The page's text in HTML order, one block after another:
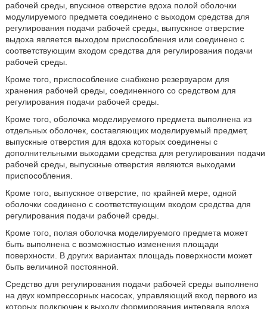
рабочей среды, впускное отверстие вдоха полой оболочки
модулируемого предмета соединено с выходом средства для
регулирования подачи рабочей среды, выпускное отверстие
выдоха является выходом приспособления или соединено с
соответствующим входом средства для регулирования подачи
рабочей среды.
Кроме того, приспособление снабжено резервуаром для
хранения рабочей среды, соединенного со средством для
регулирования подачи рабочей среды.
Кроме того, оболочка моделируемого предмета выполнена из
отдельных оболочек, составляющих моделируемый предмет,
выпускные отверстия для вдоха которых соединены с
дополнительными выходами средства для регулирования подачи
рабочей среды, выпускные отверстия являются выходами
приспособления.
Кроме того, выпускное отверстие, по крайней мере, одной
оболочки соединено с соответствующим входом средства для
регулирования подачи рабочей среды.
Кроме того, полая оболочка моделируемого предмета может
быть выполнена с возможностью изменения площади
поверхности. В других вариантах площадь поверхности может
быть величиной постоянной.
Средство для регулирования подачи рабочей среды выполнено
на двух компрессорных насосах, управляющий вход первого из
которых подключен к выходу формирования интервала вдоха